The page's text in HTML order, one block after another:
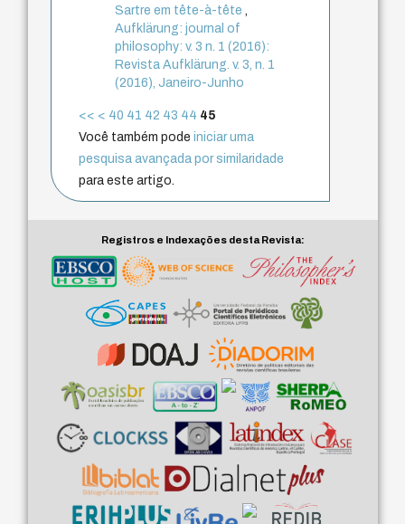
Sartre em tête-à-tête
Aufklärung: journal of
philosophy: v. 3 n. 1 (2016):
Revista Aufklärung. v. 3, n. 1
(2016), Janeiro-Junho
<< < 40 41 42 43 44 45
Você também podeiniciar uma
pesquisa avançada por similaridade
para este artigo.
Registros e Indexações desta Revista: